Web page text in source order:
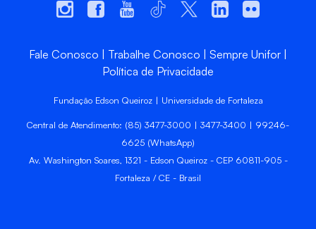
Fale Conosco Trabalhe Conosco
Sempre Unifor
Política de Privacidade
Fundação Edson Queiroz | Universidade de Fortaleza
Central de Atendimento: (85) 3477-3000 | 3477-3400 | 99246-
6625 (WhatsApp)
Av. Washington Soares, 1321 - Edson Queiroz - CEP 60811-905 -
Fortaleza / CE - Brasil